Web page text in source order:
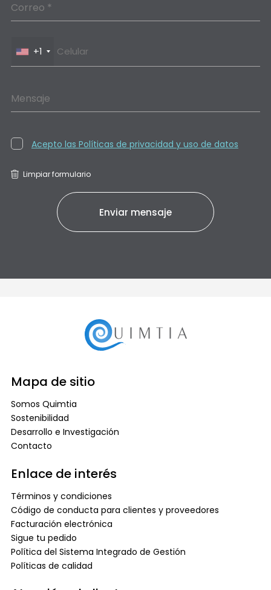
Correo *
+1
Mensaje
Acepto las Políticas de privacidad y uso de datos
Limpiar formulario
Mapa de sitio
Somos Quimtia
Sostenibilidad
Desarrollo e Investigación
Contacto
Enlace de interés
Términos y condiciones
Código de conducta para clientes y proveedores
Facturación electrónica
Sigue tu pedido
Política del Sistema Integrado de Gestión
Políticas de calidad